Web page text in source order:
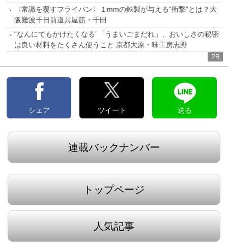
〈常識を覆すフライパン〉１mmの鉄製が与える”衝撃”とは？大
阪難波千日前道具屋筋・千田
“なんにでもかけたくなる”「うまいごまだれ」、おいしさの秘密
は良い材料をたくさん使うこと 京都大原・味工房志野
PR
シェア ツイート 送る
連載バックナンバー
トップページ
人気記事